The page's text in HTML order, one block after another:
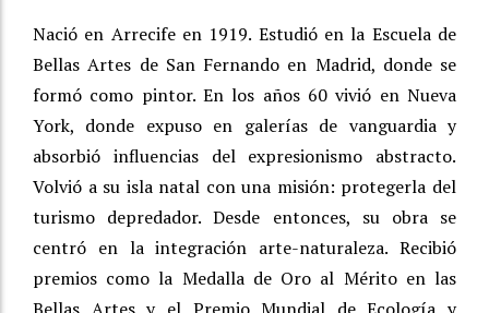
Nació en Arrecife en 1919. Estudió en la Escuela de
Bellas Artes de San Fernando en Madrid, donde se
formó como pintor. En los años 60 vivió en Nueva
York, donde expuso en galerías de vanguardia y
absorbió influencias del expresionismo abstracto.
Volvió a su isla natal con una misión: protegerla del
turismo depredador. Desde entonces, su obra se
centró en la integración arte-naturaleza. Recibió
premios como la Medalla de Oro al Mérito en las